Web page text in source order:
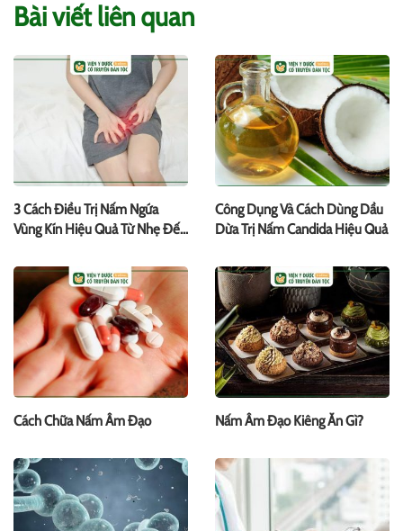
Bài viết liên quan
3 Cách Điều Trị Nấm Ngứa
Vùng Kín Hiệu Quả Từ Nhẹ Đến
Công Dụng Và Cách Dùng Dầu
Dừa Trị Nấm Candida Hiệu Quả
Cách Chữa Nấm Âm Đạo Nấm Âm Đạo Kiêng Ăn Gì?